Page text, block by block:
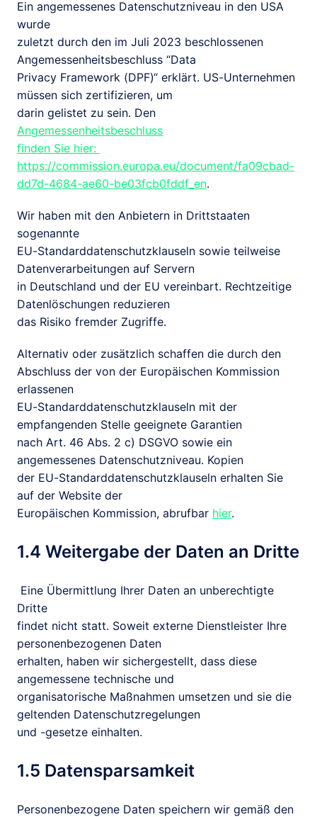
Ein angemessenes Datenschutzniveau in den USA
wurde
zuletzt durch den im Juli 2023 beschlossenen
Angemessenheitsbeschluss “Data
Privacy Framework (DPF)“ erklärt. US-Unternehmen
müssen sich zertifizieren, um
Angemessenheitsbeschluss
https://commission.europa.eu/document/fa09cbad-
dd7d-4684-ae60-be03fcb0fddf_en.
Wir haben mit den Anbietern in Drittstaaten
sogenannte
EU-Standarddatenschutzklauseln sowie teilweise
Datenverarbeitungen auf Servern
in Deutschland und der EU vereinbart. Rechtzeitige
Datenlöschungen reduzieren
das Risiko fremder Zugriffe.
Alternativ oder zusätzlich schaffen die durch den
Abschluss der von der Europäischen Kommission
erlassenen
EU-Standarddatenschutzklauseln mit der
empfangenden Stelle geeignete Garantien
nach Art. 46 Abs. 2 c) DSGVO sowie ein
angemessenes Datenschutzniveau. Kopien
der EU-Standarddatenschutzklauseln erhalten Sie
auf der Website der
Europäischen Kommission, abrufbar hier.
1.4 Weitergabe der Daten an Dritte
Eine Übermittlung Ihrer Daten an unberechtigte
Dritte
findet nicht statt. Soweit externe Dienstleister Ihre
personenbezogenen Daten
erhalten, haben wir sichergestellt, dass diese
angemessene technische und
organisatorische Maßnahmen umsetzen und sie die
geltenden Datenschutzregelungen
und -gesetze einhalten.
1.5 Datensparsamkeit
Personenbezogene Daten speichern wir gemäß den